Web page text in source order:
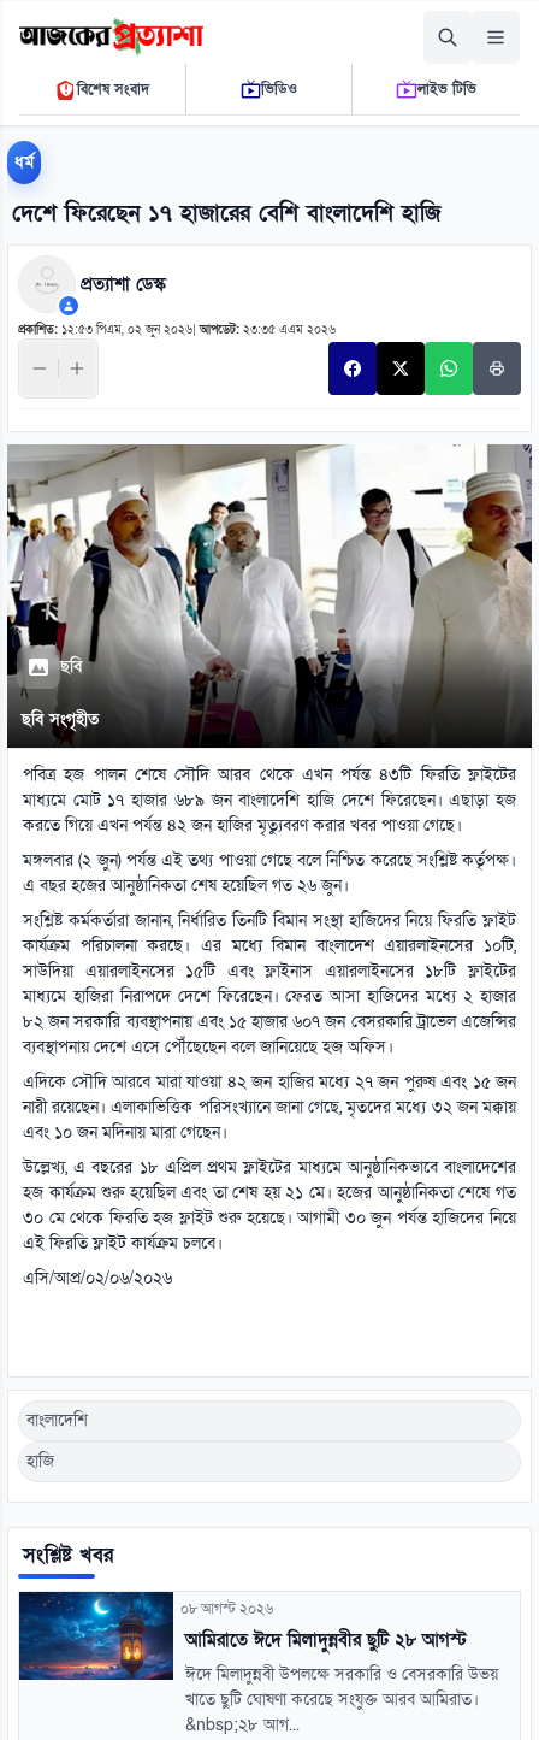
রোববার, ০৯ আগস্ট ২০২৬
০৮ ১৭ ৫৫ এ.এম.THE DAILY AJKER PROTTASHA
বিশেষ সংবাদ ভিডিও লাইভ টিভি
ধর্ম
দেশে ফিরেছেন ১৭ হাজারের বেশি বাংলাদেশি হাজি
প্রত্যাশা ডেস্ক
প্রকাশিত: ১২:৫৩ পিএম, ০২ জুন ২০২৬ |আপডেট: ২৩:৩৫ এএম ২০২৬
ছবি
ছবি সংগৃহীত
পবিত্র হজ পালন শেষে সৌদি আরব থেকে এখন পর্যন্ত ৪৩টি ফিরতি ফ্লাইটের
মাধ্যমে মোট ১৭ হাজার ৬৮৯ জন বাংলাদেশি হাজি দেশে ফিরেছেন। এছাড়া হজ
করতে গিয়ে এখন পর্যন্ত ৪২ জন হাজির মৃত্যুবরণ করার খবর পাওয়া গেছে।
মঙ্গলবার (২ জুন) পর্যন্ত এই তথ্য পাওয়া গেছে বলে নিশ্চিত করেছে সংশ্লিষ্ট কর্তৃপক্ষ।
এ বছর হজের আনুষ্ঠানিকতা শেষ হয়েছিল গত ২৬ জুন।
সংশ্লিষ্ট কর্মকর্তারা জানান, নির্ধারিত তিনটি বিমান সংস্থা হাজিদের নিয়ে ফিরতি ফ্লাইট
কার্যক্রম পরিচালনা করছে। এর মধ্যে বিমান বাংলাদেশ এয়ারলাইনসের ১০টি,
সাউদিয়া এয়ারলাইনসের ১৫টি এবং ফ্লাইনাস এয়ারলাইনসের ১৮টি ফ্লাইটের
মাধ্যমে হাজিরা নিরাপদে দেশে ফিরেছেন। ফেরত আসা হাজিদের মধ্যে ২ হাজার
৮২ জন সরকারি ব্যবস্থাপনায় এবং ১৫ হাজার ৬০৭ জন বেসরকারি ট্রাভেল এজেন্সির
ব্যবস্থাপনায় দেশে এসে পৌঁছেছেন বলে জানিয়েছে হজ অফিস।
এদিকে সৌদি আরবে মারা যাওয়া ৪২ জন হাজির মধ্যে ২৭ জন পুরুষ এবং ১৫ জন
নারী রয়েছেন। এলাকাভিত্তিক পরিসংখ্যানে জানা গেছে, মৃতদের মধ্যে ৩২ জন মক্কায়
এবং ১০ জন মদিনায় মারা গেছেন।
উল্লেখ্য, এ বছরের ১৮ এপ্রিল প্রথম ফ্লাইটের মাধ্যমে আনুষ্ঠানিকভাবে বাংলাদেশের
হজ কার্যক্রম শুরু হয়েছিল এবং তা শেষ হয় ২১ মে। হজের আনুষ্ঠানিকতা শেষে গত
৩০ মে থেকে ফিরতি হজ ফ্লাইট শুরু হয়েছে। আগামী ৩০ জুন পর্যন্ত হাজিদের নিয়ে
এই ফিরতি ফ্লাইট কার্যক্রম চলবে।
এসি/আপ্র/০২/০৬/২০২৬
বাংলাদেশি
হাজি
সংশ্লিষ্ট খবর
০৮ আগস্ট ২০২৬
আমিরাতে ঈদে মিলাদুন্নবীর ছুটি ২৮ আগস্ট
ঈদে মিলাদুন্নবী উপলক্ষে সরকারি ও বেসরকারি উভয়
খাতে ছুটি ঘোষণা করেছে সংযুক্ত আরব আমিরাত।
&nbsp;২৮ আগ...